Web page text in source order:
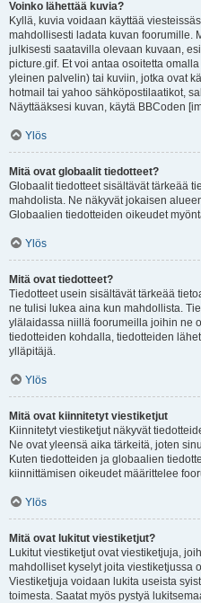
Voinko lähettää kuvia?
Kyllä, kuvia voidaan käyttää
mahdollisesti ladata kuvan foorumille.
julkisesti saatavilla olevaan kuvaan,
picture.gif. Et voi antaa osoitetta
yleinen palvelin) tai kuviin, jotka ovat
hotmail tai yahoo sähköpostilaatikot,
Näyttääksesi kuvan, käytä BBCoden
Ylös
Mitä ovat globaalit tiedotteet?
Globaalit tiedotteet sisältävät tärkeää
mahdolista. Ne näkyvät jokaisen
Globaalien tiedotteiden oikeudet
Ylös
Mitä ovat tiedotteet?
Tiedotteet usein sisältävät tärkeää
ne tulisi lukea aina kun mahdollista.
ylälaidassa niillä foorumeilla joihin ne
tiedotteiden kohdalla, tiedotteiden
ylläpitäjä.
Ylös
Mitä ovat kiinnitetyt viestiketjut
Kiinnitetyt viestiketjut näkyvät
Ne ovat yleensä aika tärkeitä, joten
Kuten tiedotteiden ja globaalien
kiinnittämisen oikeudet määrittelee
Ylös
Mitä ovat lukitut viestiketjut?
Lukitut viestiketjut ovat viestiketjuja,
mahdolliset kyselyt joita viestiketjussa
Viestiketjuja voidaan lukita useista
toimesta. Saatat myös pystyä